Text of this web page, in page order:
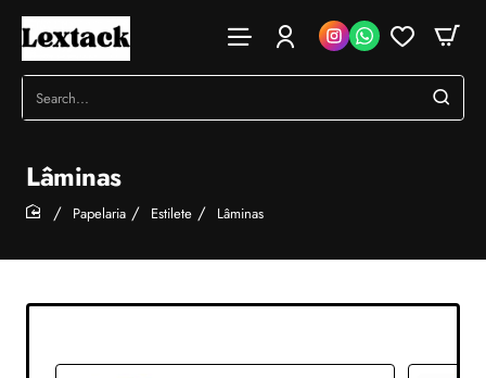
Search...
Lâminas
home
Papelaria Estilete Lâminas